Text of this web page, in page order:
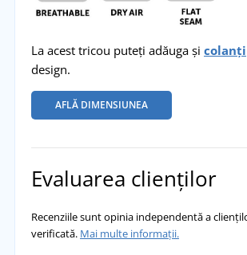
La acest tricou puteți adăuga și colanți
design.
AFLĂ DIMENSIUNEA
Evaluarea clienților
Recenziile sunt opinia independentă a
verificată. Mai multe informații.